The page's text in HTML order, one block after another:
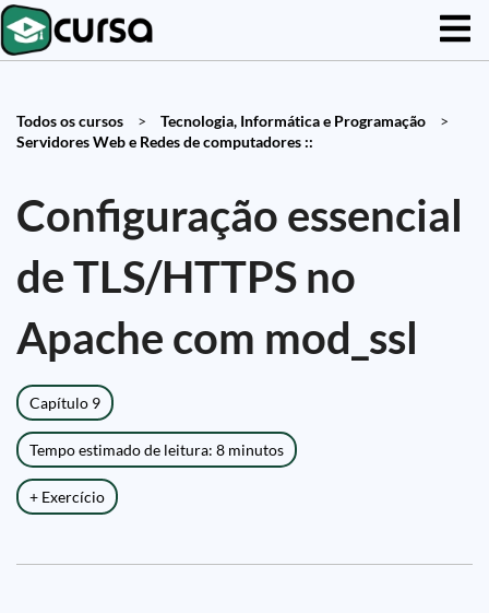
Todos os cursos > Tecnologia, Informática e Programação
>
Servidores Web e Redes de computadores ::
Configuração essencial
de TLS/HTTPS no
Apache com mod_ssl
Capítulo 9
Tempo estimado de leitura: 8 minutos
+ Exercício